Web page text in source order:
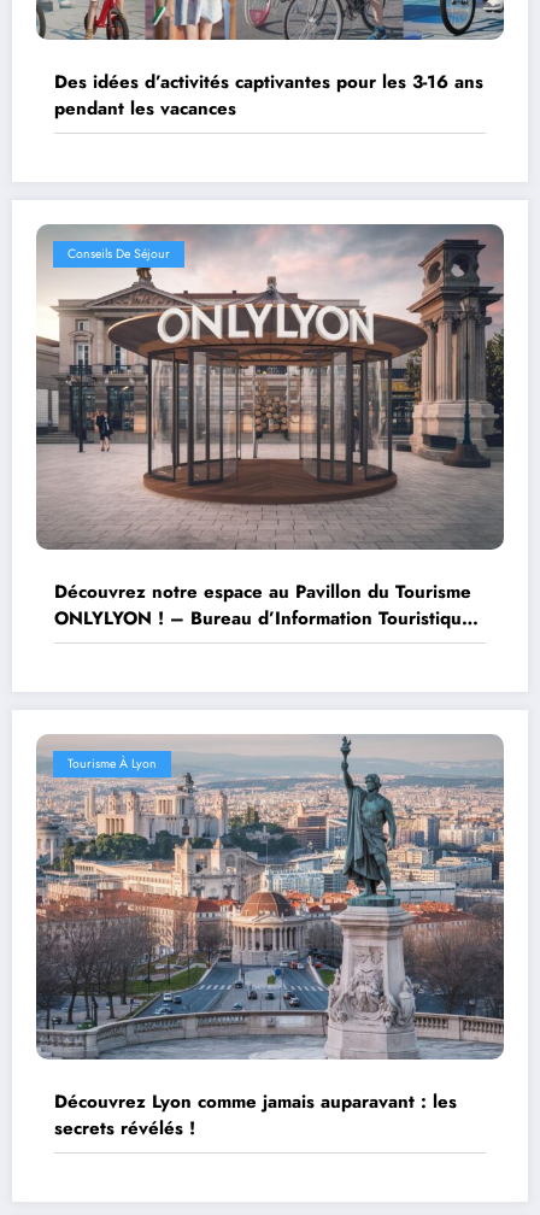
Des idées d’activités captivantes pour les 3-16 ans
pendant les vacances
Conseils De Séjour
Découvrez notre espace au Pavillon du Tourisme
ONLYLYON ! – Bureau d’Information Touristique
de Lyon
Tourisme À Lyon
Découvrez Lyon comme jamais auparavant : les
secrets révélés !